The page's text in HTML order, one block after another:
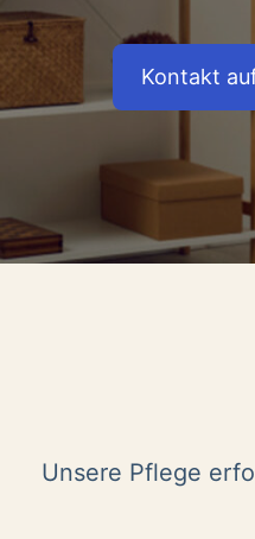
Kontakt
Unsere Pflege